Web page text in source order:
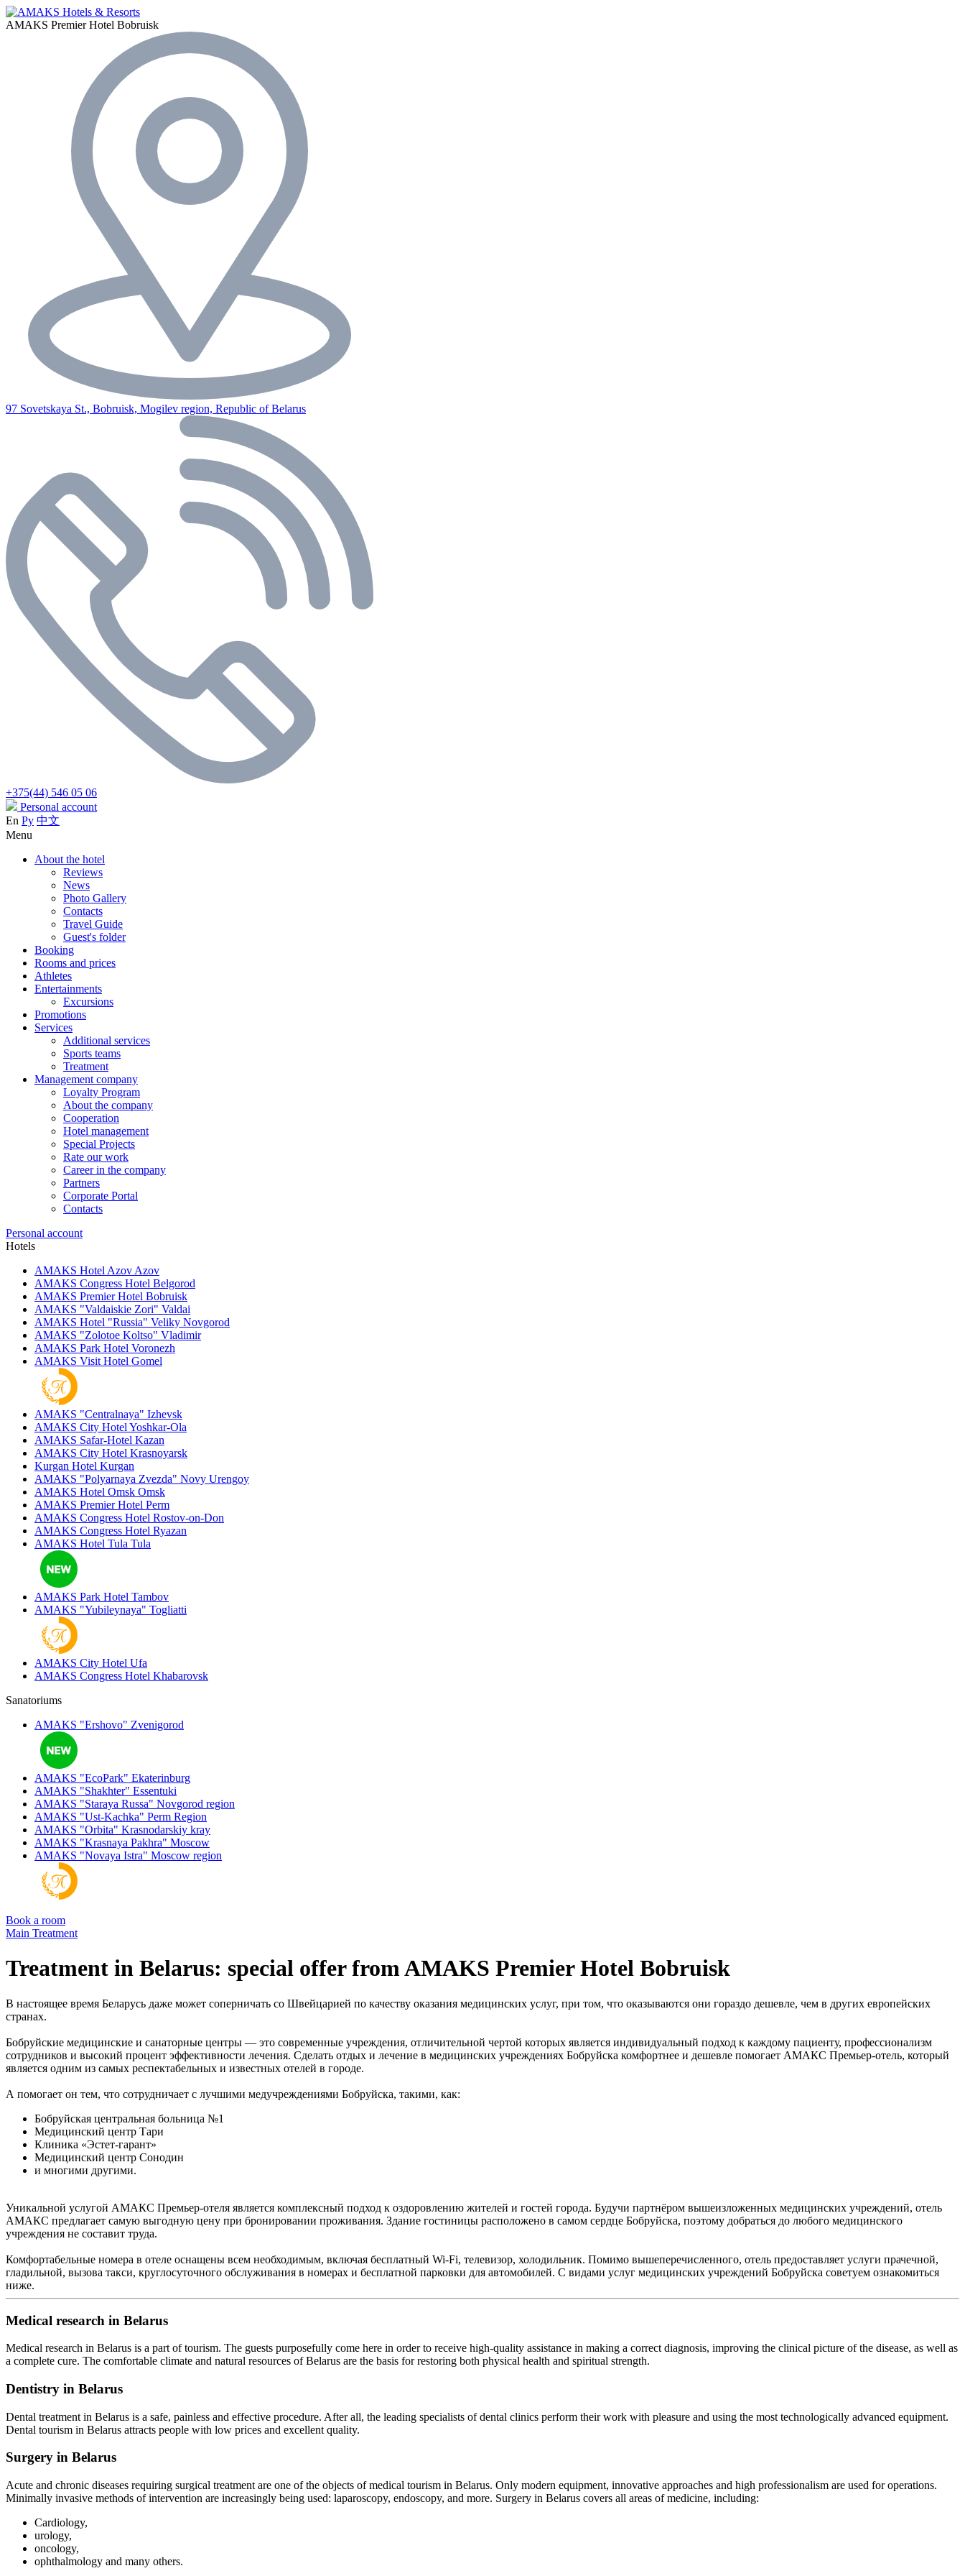
AMAKS Premier Hotel Bobruisk
97 Sovetskaya St., Bobruisk, Mogilev region, Republic of Belarus
+375(44) 546 05 06
Personal account
En Ру 中文
Menu
About the hotel
Reviews
News
Photo Gallery
Contacts
Travel Guide
Guest's folder
Booking
Rooms and prices
Athletes
Entertainments
Excursions
Promotions
Services
Additional services
Sports teams
Treatment
Management company
Loyalty Program
About the company
Cooperation
Hotel management
Special Projects
Rate our work
Career in the company
Partners
Corporate Portal
Contacts
Personal account
Hotels
AMAKS Hotel Azov Azov
AMAKS Congress Hotel Belgorod
AMAKS Premier Hotel Bobruisk
AMAKS "Valdaiskie Zori" Valdai
AMAKS Hotel "Russia" Veliky Novgorod
AMAKS "Zolotoe Koltso" Vladimir
AMAKS Park Hotel Voronezh
AMAKS Visit Hotel Gomel
AMAKS "Centralnaya" Izhevsk
AMAKS City Hotel Yoshkar-Ola
AMAKS Safar-Hotel Kazan
AMAKS City Hotel Krasnoyarsk
Kurgan Hotel Kurgan
AMAKS "Polyarnaya Zvezda" Novy Urengoy
AMAKS Hotel Omsk Omsk
AMAKS Premier Hotel Perm
AMAKS Congress Hotel Rostov-on-Don
AMAKS Congress Hotel Ryazan
AMAKS Hotel Tula Tula
AMAKS Park Hotel Tambov
AMAKS "Yubileynaya" Togliatti
AMAKS City Hotel Ufa
AMAKS Congress Hotel Khabarovsk
Sanatoriums
AMAKS "Ershovo" Zvenigorod
AMAKS "EcoPark" Ekaterinburg
AMAKS "Shakhter" Essentuki
AMAKS "Staraya Russa" Novgorod region
AMAKS "Ust-Kachka" Perm Region
AMAKS "Orbita" Krasnodarskiy kray
AMAKS "Krasnaya Pakhra" Moscow
AMAKS "Novaya Istra" Moscow region
Book a room
Main Treatment
Treatment in Belarus: special offer from AMAKS Premier Hotel Bobruisk
В настоящее время Беларусь даже может соперничать со Швейцарией по качеству оказания медицинских услуг, при том, что оказываются они гораздо дешевле, чем в других европейских
странах.
Бобруйские медицинские и санаторные центры — это современные учреждения, отличительной чертой которых является индивидуальный подход к каждому пациенту, профессионализм
сотрудников и высокий процент эффективности лечения. Сделать отдых и лечение в медицинских учреждениях Бобруйска комфортнее и дешевле помогает АМАКС Премьер-отель, который
является одним из самых респектабельных и известных отелей в городе.
А помогает он тем, что сотрудничает с лучшими медучреждениями Бобруйска, такими, как:
Бобруйская центральная больница №1
Медицинский центр Тари
Клиника «Эстет-гарант»
Медицинский центр Сонодин
и многими другими.
Уникальной услугой АМАКС Премьер-отеля является комплексный подход к оздоровлению жителей и гостей города. Будучи партнёром вышеизложенных медицинских учреждений, отель
АМАКС предлагает самую выгодную цену при бронировании проживания. Здание гостиницы расположено в самом сердце Бобруйска, поэтому добраться до любого медицинского
учреждения не составит труда.
Комфортабельные номера в отеле оснащены всем необходимым, включая бесплатный Wi-Fi, телевизор, холодильник. Помимо вышеперечисленного, отель предоставляет услуги прачечной,
гладильной, вызова такси, круглосуточного обслуживания в номерах и бесплатной парковки для автомобилей. С видами услуг медицинских учреждений Бобруйска советуем ознакомиться
ниже.
Medical research in Belarus
Medical research in Belarus is a part of tourism. The guests purposefully come here in order to receive high-quality assistance in making a correct diagnosis, improving the clinical picture of the disease, as well as
a complete cure. The comfortable climate and natural resources of Belarus are the basis for restoring both physical health and spiritual strength.
Dentistry in Belarus
Dental treatment in Belarus is a safe, painless and effective procedure. After all, the leading specialists of dental clinics perform their work with pleasure and using the most technologically advanced equipment.
Dental tourism in Belarus attracts people with low prices and excellent quality.
Surgery in Belarus
Acute and chronic diseases requiring surgical treatment are one of the objects of medical tourism in Belarus. Only modern equipment, innovative approaches and high professionalism are used for operations.
Minimally invasive methods of intervention are increasingly being used: laparoscopy, endoscopy, and more. Surgery in Belarus covers all areas of medicine, including:
Cardiology,
urology,
oncology,
ophthalmology and many others.